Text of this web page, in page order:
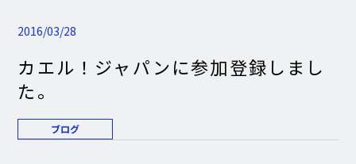
2016/03/28
カエル！ジャパンに参加登録しまし
た。
ブログ